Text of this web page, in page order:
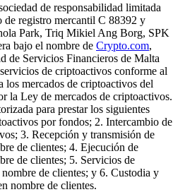
de responsabilidad limitada
de registro mercantil C 88392 y
Park, Triq Mikiel Ang Borg, SPK
bajo el nombre de Crypto.com,
de Servicios Financieros de Malta
de criptoactivos conforme al
los mercados de criptoactivos del
la Ley de mercados de criptoactivos.
para prestar los siguientes
por fondos; 2. Intercambio de
3. Recepción y transmisión de
de clientes; 4. Ejecución de
de clientes; 5. Servicios de
de clientes; y 6. Custodia y
nombre de clientes.